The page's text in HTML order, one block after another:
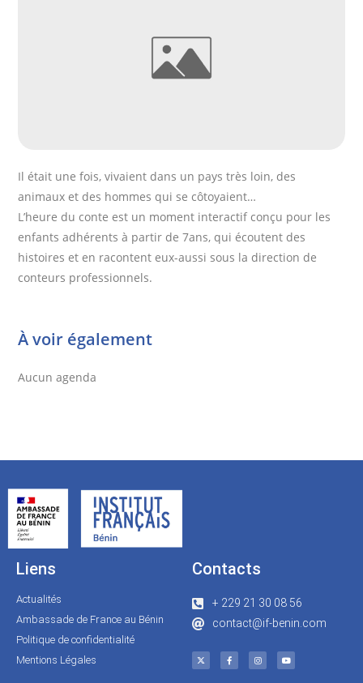
Il était une fois, vivaient dans un pays très loin, des
animaux et des hommes qui se côtoyaient…
L’heure du conte est un moment interactif conçu pour les
enfants adhérents à partir de 7ans, qui écoutent des
histoires et en racontent eux-aussi sous la direction de
conteurs professionnels.
À voir également
Aucun agenda
Liens
Actualités
Ambassade de France au Bénin
Politique de confidentialité
Mentions Légales
Contacts
+ 229 21 30 08 56
contact@if-benin.com